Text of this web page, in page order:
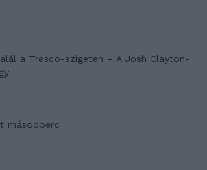
a Tresco-szigeten – A Josh Clayton-
másodperc